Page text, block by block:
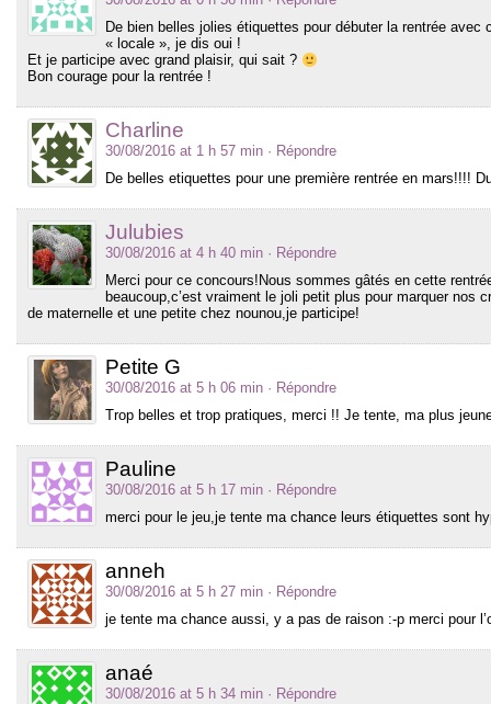
De bien belles jolies étiquettes pour débuter la rentrée
« locale », je dis oui !
Et je participe avec grand plaisir, qui sait ?
Bon courage pour la rentrée !
Charline
30/08/2016 at 1 h 57 min · Répondre
De belles etiquettes pour une première rentrée en mars!!!!
Julubies
30/08/2016 at 4 h 40 min · Répondre
Merci pour ce concours!Nous sommes gâtés en cette
beaucoup,c’est vraiment le joli petit plus pour marquer nos
de maternelle et une petite chez nounou,je participe!
Petite G
30/08/2016 at 5 h 06 min · Répondre
Trop belles et trop pratiques, merci !! Je tente, ma plus
Pauline
30/08/2016 at 5 h 17 min · Répondre
merci pour le jeu,je tente ma chance leurs étiquettes sont
anneh
30/08/2016 at 5 h 27 min · Répondre
je tente ma chance aussi, y a pas de raison :-p merci pour
anaé
30/08/2016 at 5 h 34 min · Répondre